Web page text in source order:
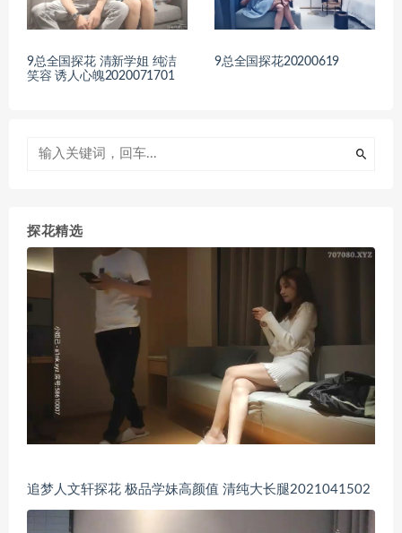
9总全国探花 清新学姐 纯洁
笑容 诱人心魄2020071701
9总全国探花20200619
探花精选
追梦人文轩探花 极品学妹高颜值 清纯大长腿2021041502